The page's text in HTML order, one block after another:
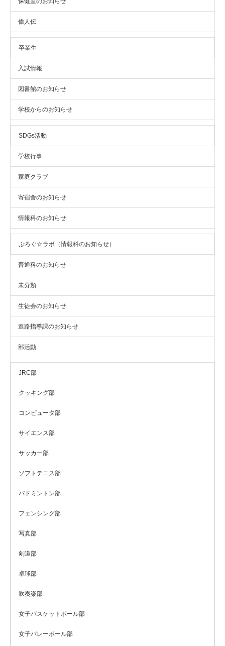
偉人伝
卒業生
入試情報
図書館のお知らせ
学校からのお知らせ
SDGs活動
学校行事
家庭クラブ
寄宿舎のお知らせ
情報科のお知らせ
ぷろぐ☆ラボ（情報科のお知らせ）
普通科のお知らせ
未分類
生徒会のお知らせ
進路指導課のお知らせ
部活動
JRC部
クッキング部
コンピュータ部
サイエンス部
サッカー部
ソフトテニス部
バドミントン部
フェンシング部
写真部
剣道部
卓球部
吹奏楽部
女子バスケットボール部
女子バレーボール部